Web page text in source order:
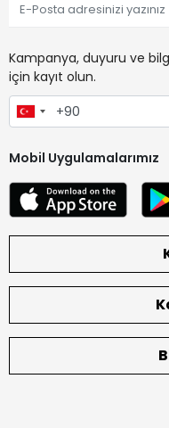
Kampanya, duyuru ve
için kayıt olun.
Mobil Uygulamalarımız